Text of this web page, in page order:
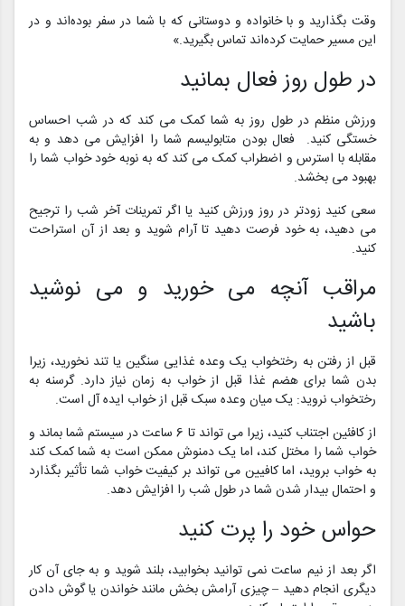
وقت بگذارید و با خانواده و دوستانی که با شما در سفر بوده‌اند و در
این مسیر حمایت کرده‌اند تماس بگیرید.»
در طول روز فعال بمانید
ورزش منظم در طول روز به شما کمک می کند که در شب احساس
خستگی کنید. فعال بودن متابولیسم شما را افزایش می دهد و به
مقابله با استرس و اضطراب کمک می کند که به نوبه خود خواب شما را
بهبود می بخشد.
سعی کنید زودتر در روز ورزش کنید یا اگر تمرینات آخر شب را ترجیح
می دهید، به خود فرصت دهید تا آرام شوید و بعد از آن استراحت
کنید.
مراقب آنچه می خورید و می نوشید
باشید
قبل از رفتن به رختخواب یک وعده غذایی سنگین یا تند نخورید، زیرا
بدن شما برای هضم غذا قبل از خواب به زمان نیاز دارد. گرسنه به
رختخواب نروید: یک میان وعده سبک قبل از خواب ایده آل است.
از کافئین اجتناب کنید، زیرا می تواند تا 6 ساعت در سیستم شما بماند و
خواب شما را مختل کند، اما یک دمنوش ممکن است به شما کمک کند
به خواب بروید، اما کافیین می تواند بر کیفیت خواب شما تأثیر بگذارد
و احتمال بیدار شدن شما در طول شب را افزایش دهد.
حواس خود را پرت کنید
اگر بعد از نیم ساعت نمی توانید بخوابید، بلند شوید و به جای آن کار
دیگری انجام دهید – چیزی آرامش بخش مانند خواندن یا گوش دادن